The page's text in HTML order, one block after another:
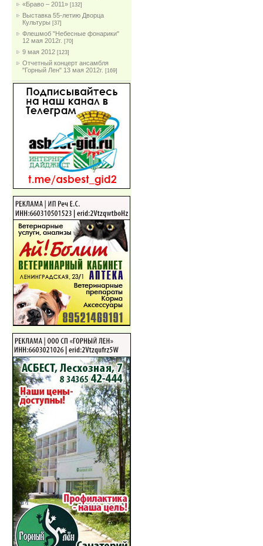
«Браво – 2011» [132]
Выставка 55-летию Дворца
Культуры [37]
Флешмоб "Небесные фонарики"
12 мая 2012г. [70]
9 мая 2012 [123]
Отчетный концерт ансамбля
"Горный Лен" 13 мая 2012г. [169]